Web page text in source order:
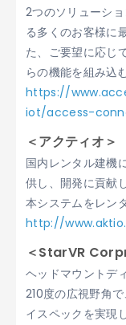
2つのソリューシ
る多くのお客様に
た、ご要望に応じ
らの機能を組み込
https://
iot/access-
＜アクティオ＞
国内レンタル建機
供し、開発に貢献
本システムをレン
http://
＜StarVR
ヘッドマウントデ
210度の広視野角
イスペックを実現